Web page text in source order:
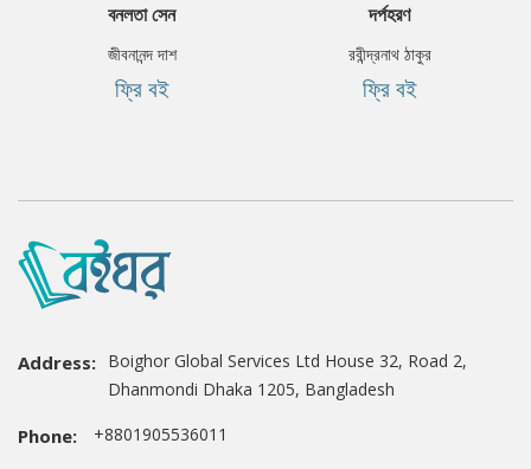
বনলতা সেন
জীবনানন্দ দাশ
ফ্রি বই
দর্পহরণ
রবীন্দ্রনাথ ঠাকুর
ফ্রি বই
Address: Boighor Global Services Ltd House 32, Road 2,
Dhanmondi Dhaka 1205, Bangladesh
Phone: +8801905536011